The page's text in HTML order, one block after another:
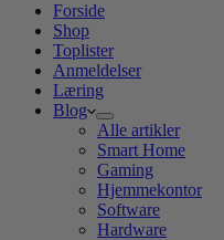
Forside
Shop
Toplister
Anmeldelser
Læring
Blog
Alle artikler
Smart Home
Gaming
Hjemmekontor
Software
Hardware